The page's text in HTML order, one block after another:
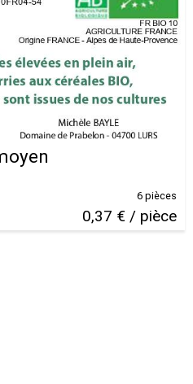
0,37 € / pièce
6 pièces